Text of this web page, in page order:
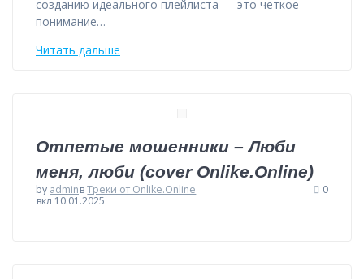
созданию идеального плейлиста — это четкое
понимание…
Читать дальше
Отпетые мошенники – Люби
меня, люби (cover Onlike.Online)
by adminвТреки от Onlike.Online
вкл 10.01.2025
0